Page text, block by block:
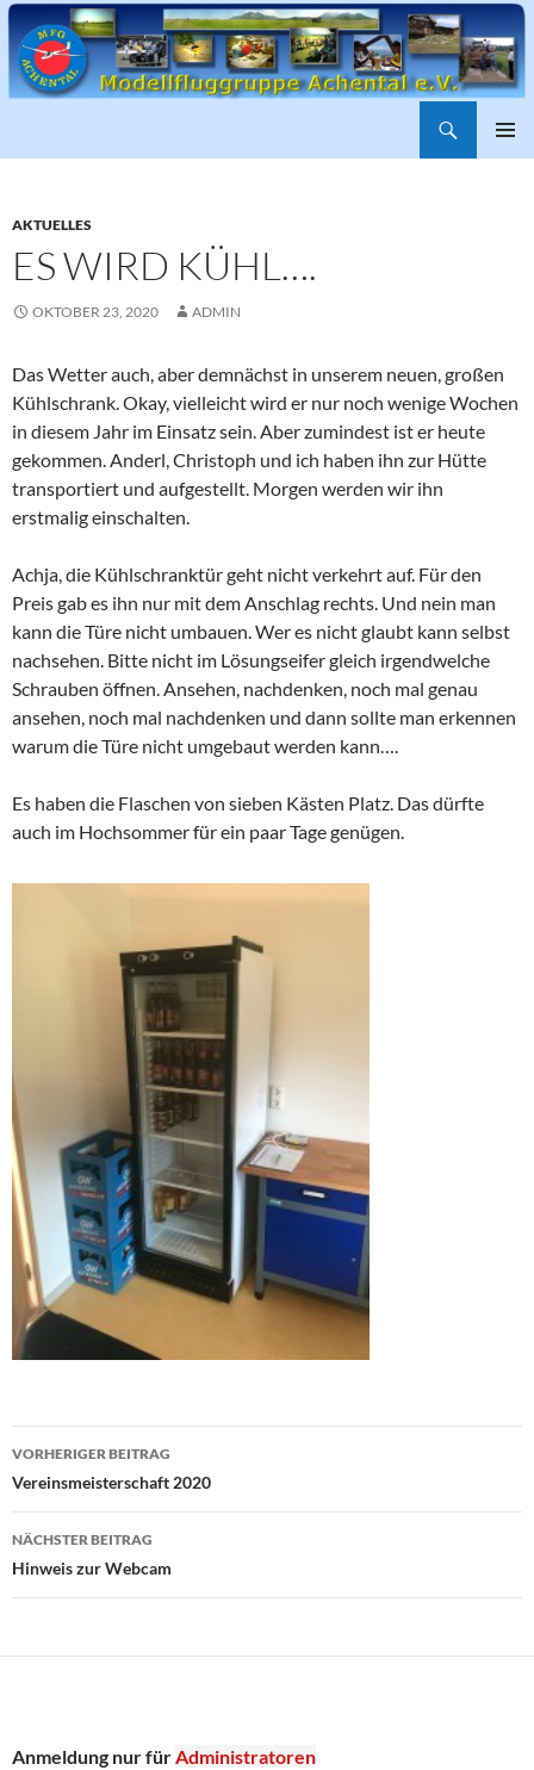
AKTUELLES
ES WIRD KÜHL….
OKTOBER 23, 2020 ADMIN
Das Wetter auch, aber demnächst in unserem neuen, großen
Kühlschrank. Okay, vielleicht wird er nur noch wenige Wochen
in diesem Jahr im Einsatz sein. Aber zumindest ist er heute
gekommen. Anderl, Christoph und ich haben ihn zur Hütte
transportiert und aufgestellt. Morgen werden wir ihn
erstmalig einschalten.
Achja, die Kühlschranktür geht nicht verkehrt auf. Für den
Preis gab es ihn nur mit dem Anschlag rechts. Und nein man
kann die Türe nicht umbauen. Wer es nicht glaubt kann selbst
nachsehen. Bitte nicht im Lösungseifer gleich irgendwelche
Schrauben öffnen. Ansehen, nachdenken, noch mal genau
ansehen, noch mal nachdenken und dann sollte man erkennen
warum die Türe nicht umgebaut werden kann….
Es haben die Flaschen von sieben Kästen Platz. Das dürfte
auch im Hochsommer für ein paar Tage genügen.
Beitragsnavigation
VORHERIGER BEITRAG
Vereinsmeisterschaft 2020
NÄCHSTER BEITRAG
Hinweis zur Webcam
Anmeldung nur fürAdministratoren